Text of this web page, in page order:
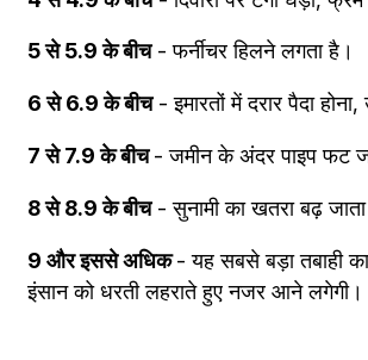
5 से 5.9 के बीच - फर्नीचर हिलने लगता है।
6 से 6.9 के बीच - इमारतों में दरार पैदा
7 से 7.9 के बीच - जमीन के अंदर पाइप फट
8 से 8.9 के बीच - सुनामी का खतरा बढ़
9 और इससे अधिक - यह सबसे बड़ा तबाही
इंसान को धरती लहराते हुए नजर आने लगेगी।